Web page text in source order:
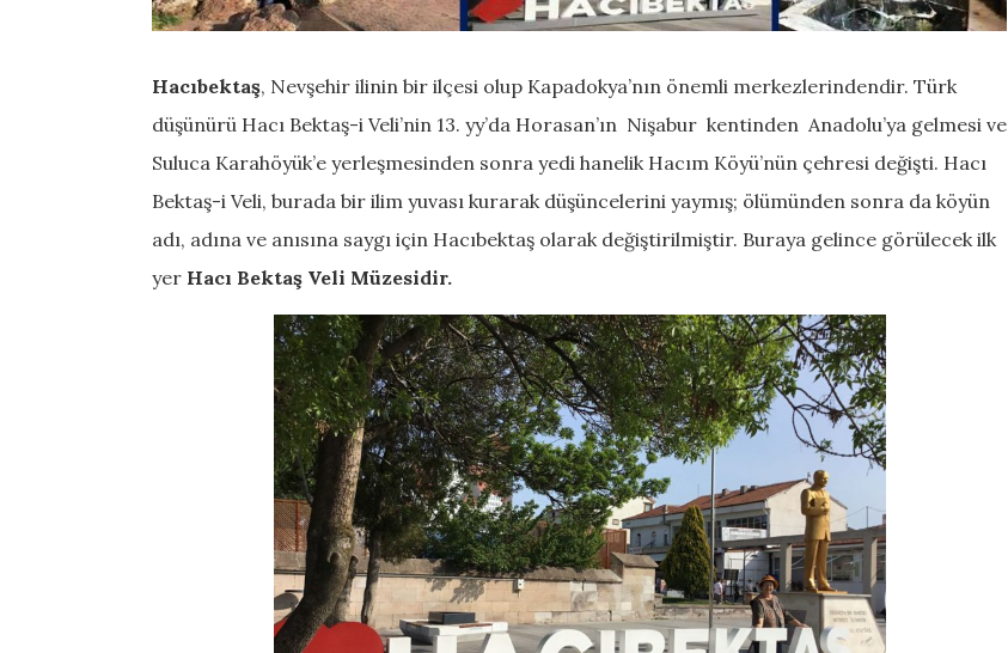
Hacıbektaş, Nevşehir ilinin bir ilçesi olup Kapadokya’nın önemli merkezlerindendir. Türk
düşünürü Hacı Bektaş-i Veli’nin 13. yy’da Horasan’ın Nişabur kentinden Anadolu’ya gelmesi ve
Suluca Karahöyük’e yerleşmesinden sonra yedi hanelik Hacım Köyü’nün çehresi değişti. Hacı
Bektaş-i Veli, burada bir ilim yuvası kurarak düşüncelerini yaymış; ölümünden sonra da köyün
adı, adına ve anısına saygı için Hacıbektaş olarak değiştirilmiştir. Buraya gelince görülecek ilk
yer Hacı Bektaş Veli Müzesidir.